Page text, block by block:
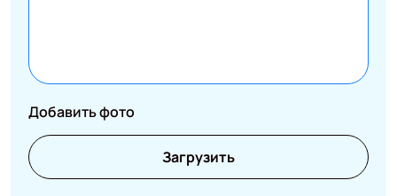
Добавить фото
Загрузить